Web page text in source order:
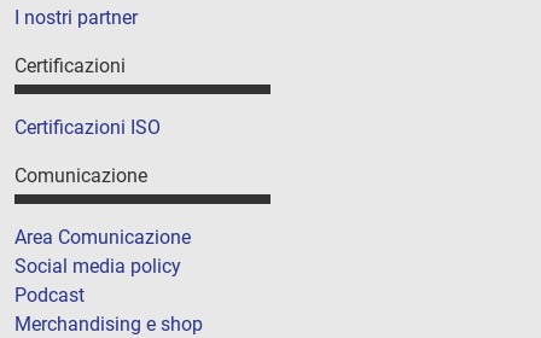
I nostri partner
Certificazioni
Certificazioni ISO
Comunicazione
Area Comunicazione
Social media policy
Podcast
Merchandising e shop